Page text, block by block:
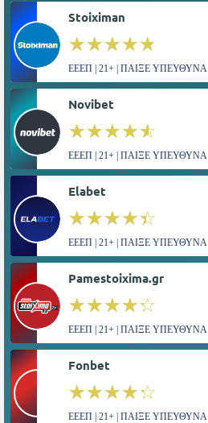
Stoiximan
☆☆☆☆☆
★★★★★
ΕΕΕΠ | 21+ | ΠΑΙΞΕ ΥΠΕΥΘΥΝΑ
Novibet
☆☆☆☆☆
★★★★★
ΕΕΕΠ | 21+ | ΠΑΙΞΕ ΥΠΕΥΘΥΝΑ
Elabet
☆☆☆☆☆
★★★★★
ΕΕΕΠ | 21+ | ΠΑΙΞΕ ΥΠΕΥΘΥΝΑ
Pamestoixima.gr
☆☆☆☆☆
★★★★★
ΕΕΕΠ | 21+ | ΠΑΙΞΕ ΥΠΕΥΘΥΝΑ
Fonbet
☆☆☆☆☆
★★★★★
ΕΕΕΠ | 21+ | ΠΑΙΞΕ ΥΠΕΥΘΥΝΑ